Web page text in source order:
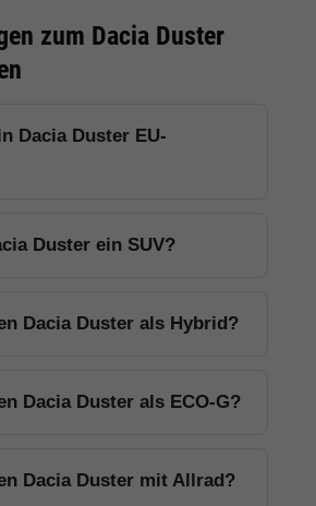
zum Dacia Duster
Dacia Duster EU-
Duster ein SUV?
Dacia Duster als Hybrid?
Dacia Duster als ECO-G?
Dacia Duster mit Allrad?